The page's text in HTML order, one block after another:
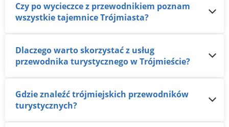
Czy po wycieczce z przewodnikiem poznam
wszystkie tajemnice Trójmiasta?
Dlaczego warto skorzystać z usług
przewodnika turystycznego w Trójmieście?
Gdzie znaleźć trójmiejskich przewodników
turystycznych?